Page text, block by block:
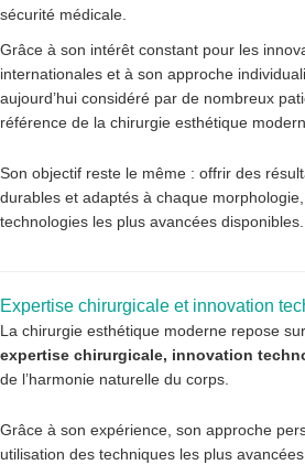
sécurité médicale.
Grâce à son intérêt constant pour les
internationales et à son approche
aujourd’hui considéré par de nombreux
référence de la chirurgie esthétique
Son objectif reste le même : offrir des
durables et adaptés à chaque
technologies les plus avancées disponibles.
Expertise chirurgicale et innovation
La chirurgie esthétique moderne repose
expertise chirurgicale, innovation
de l’harmonie naturelle du corps.
Grâce à son expérience, son approche
utilisation des techniques les plus